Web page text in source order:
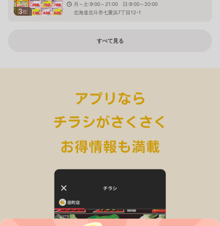
3枚
月～土:9:00～21:00 日:9:00～20:00
北海道北斗市七重浜7丁目12-1
すべて見る